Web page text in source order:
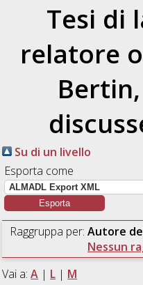
Tesi di
relatore
Su di un livello
Esporta come
Raggruppa per: Autore
Nessun
Vai a:A | L | M